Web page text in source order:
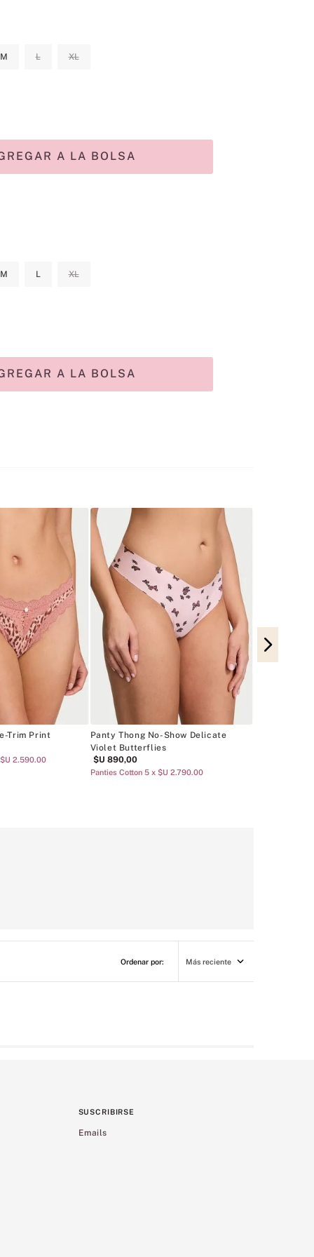
M L XL
A LA BOLSA
M L XL
A LA BOLSA
Trim Print
$U 2.590.00
Panty Thong No-Show Delicate
Violet Butterflies
$U 890,00
Panties Cotton 5 x $U 2.790.00
Más reciente
SUSCRIBIRSE
Emails